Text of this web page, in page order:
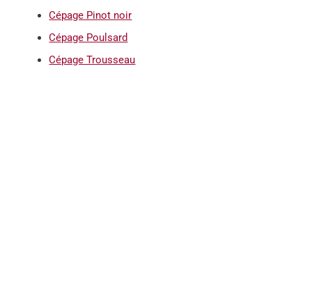
Cépage Pinot noir
Cépage Poulsard
Cépage Trousseau